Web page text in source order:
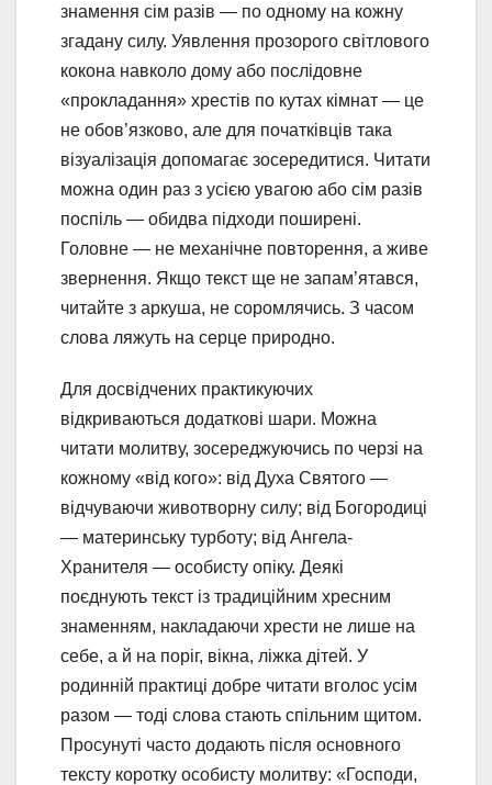
знамення сім разів — по одному на кожну
згадану силу. Уявлення прозорого світлового
кокона навколо дому або послідовне
«прокладання» хрестів по кутах кімнат — це
не обов’язково, але для початківців така
візуалізація допомагає зосередитися. Читати
можна один раз з усією увагою або сім разів
поспіль — обидва підходи поширені.
Головне — не механічне повторення, а живе
звернення. Якщо текст ще не запам’ятався,
читайте з аркуша, не соромлячись. З часом
слова ляжуть на серце природно.
Для досвідчених практикуючих
відкриваються додаткові шари. Можна
читати молитву, зосереджуючись по черзі на
кожному «від кого»: від Духа Святого —
відчуваючи животворну силу; від Богородиці
— материнську турботу; від Ангела-
Хранителя — особисту опіку. Деякі
поєднують текст із традиційним хресним
знаменням, накладаючи хрести не лише на
себе, а й на поріг, вікна, ліжка дітей. У
родинній практиці добре читати вголос усім
разом — тоді слова стають спільним щитом.
Просунуті часто додають після основного
тексту коротку особисту молитву: «Господи,